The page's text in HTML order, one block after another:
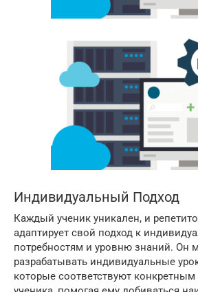
Индивидуальный Подход
Каждый ученик уникален, и
адаптирует свой подход к
потребностям и уровню знаний. Он
разрабатывать индивидуальные
которые соответствуют